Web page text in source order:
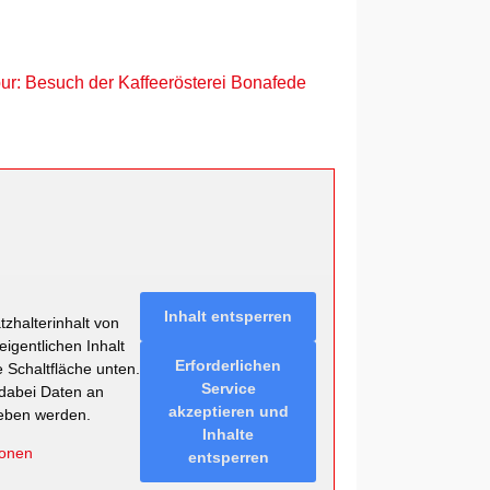
Besuch der Kaffeerösterei Bonafede
von
Inhalt
unten.
Daten an
werden.
Inhalt entsperren
Erforderlichen
Service
akzeptieren und
Inhalte
entsperren